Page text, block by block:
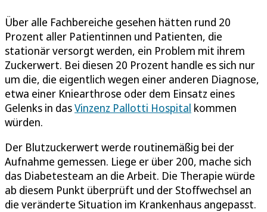
Über alle Fachbereiche gesehen hätten rund 20
Prozent aller Patientinnen und Patienten, die
stationär versorgt werden, ein Problem mit ihrem
Zuckerwert. Bei diesen 20 Prozent handle es sich nur
um die, die eigentlich wegen einer anderen Diagnose,
etwa einer Kniearthrose oder dem Einsatz eines
Gelenks in dasVinzenz Pallotti Hospital kommen
würden.
Der Blutzuckerwert werde routinemäßig bei der
Aufnahme gemessen. Liege er über 200, mache sich
das Diabetesteam an die Arbeit. Die Therapie würde
ab diesem Punkt überprüft und der Stoffwechsel an
die veränderte Situation im Krankenhaus angepasst.